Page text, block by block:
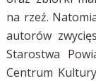
na rzeź.
autorów
Starostwa
Centrum